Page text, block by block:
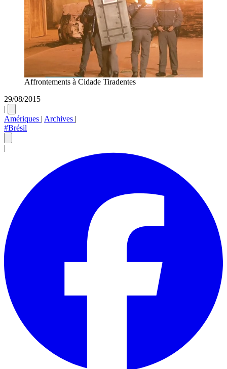
Affrontements à Cidade Tiradentes
29/08/2015
|
Amériques | Archives |
#Brésil
|